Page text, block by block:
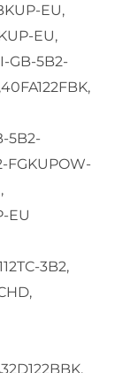
EU,
EU,
GB-5B2-
5B2-
FGKUPOW-
EU
3B2,